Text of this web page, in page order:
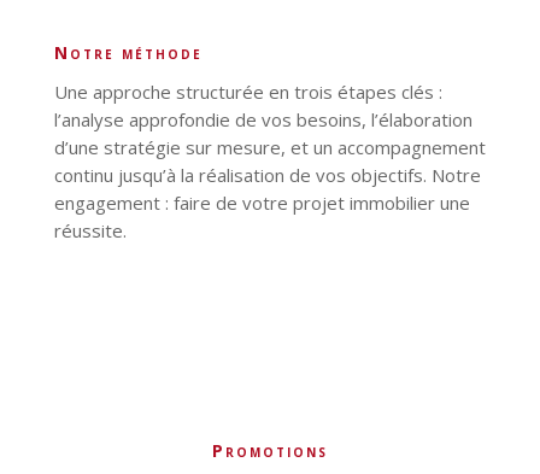
notre méthode
Une approche structurée en trois étapes clés :
l’analyse approfondie de vos besoins, l’élaboration
d’une stratégie sur mesure, et un accompagnement
continu jusqu’à la réalisation de vos objectifs. Notre
engagement : faire de votre projet immobilier une
réussite.
promotions